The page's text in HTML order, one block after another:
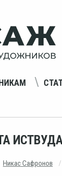
Никас Сафронов